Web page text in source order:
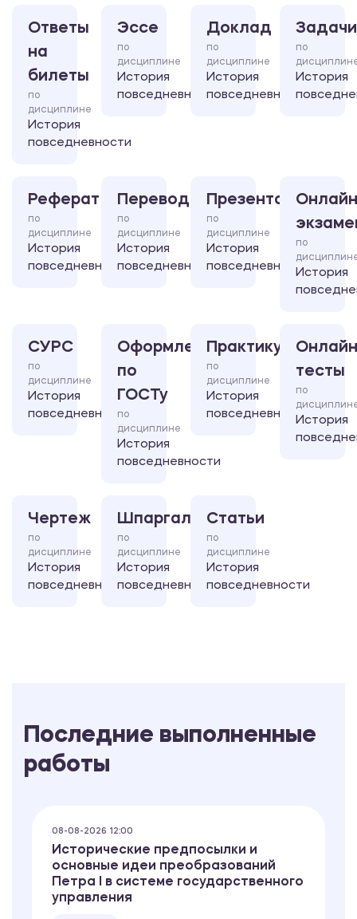
Ответы
на
билеты
по
дисциплине
История
повседневности
Эссе
по
дисциплине
История
повседневности
Доклад
по
дисциплине
История
повседневности
Задачи
по
История
Реферат
по
дисциплине
История
повседневности
Перевод
по
дисциплине
История
повседневности
Презентация
по
дисциплине
История
повседневности
по
История
СУРС
по
дисциплине
История
повседневности
Оформление
по
ГОСТу
по
дисциплине
История
повседневности
Практикум
по
дисциплине
История
повседневности
тесты
по
История
Чертеж
по
дисциплине
История
повседневности
Шпаргалка
по
дисциплине
История
повседневности
Статьи
по
дисциплине
История
повседневности
Последние выполненные
работы
08-08-2026 12:00
Исторические предпосылки и
основные идеи преобразований
Петра I в системе государственного
управления